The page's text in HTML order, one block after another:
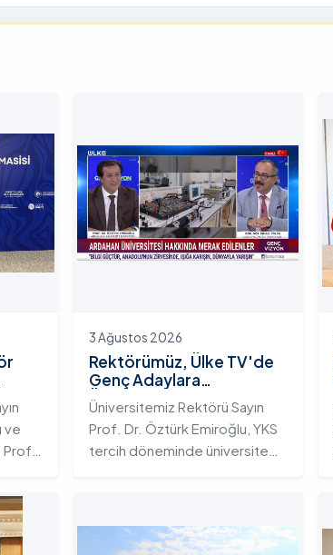
ve
Prof.
4
3 Ağustos 2026
Rektörümüz, Ülke TV'de
Genç Adaylara
Üniversitemizin Eğitim
Ekosistemini ve Sunduğu
Nitelikli İmkânları Anlattı
Üniversitemiz Rektörü Sayın
Prof. Dr. Öztürk Emiroğlu, YKS
tercih döneminde üniversite
kurumsal yetkinliğini, akademik